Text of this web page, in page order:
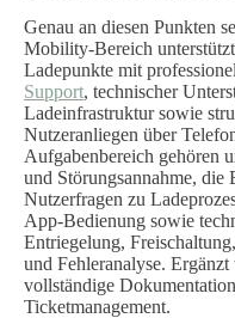
Genau an diesen Punkten
Mobility-Bereich
Ladepunkte mit
Support, technischer
Ladeinfrastruktur sowie
Nutzeranliegen über
Aufgabenbereich gehören
und Störungsannahme, die
Nutzerfragen zu
App-Bedienung sowie
Entriegelung,
und Fehleranalyse.
vollständige
Ticketmanagement.